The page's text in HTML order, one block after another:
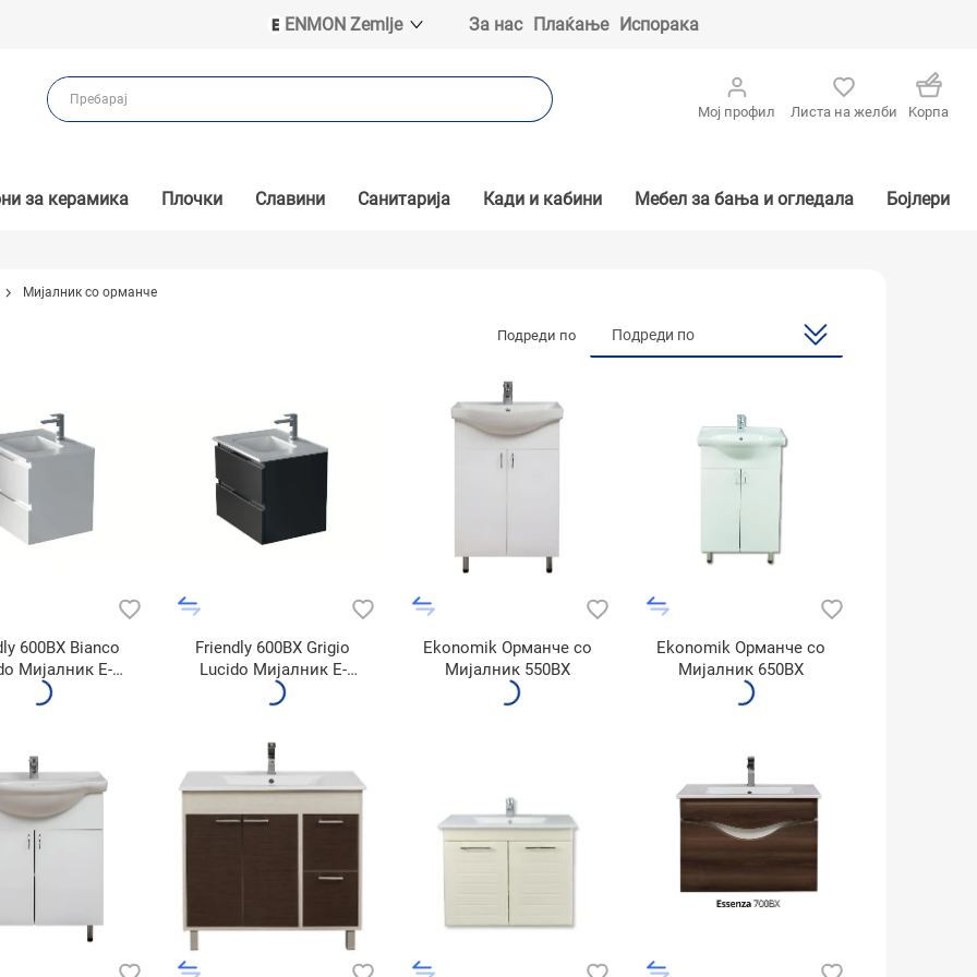
ENMON Zemlje
ENMON BIH
ENMON MKD
За нас Плаќање Испорака
Мој профил Листа на желби Kорпа
за керамика Плочки Славини Санитарија Кади и кабини Мебел за бања и огледала Бојлери
Мијалник со орманче
Подреди по
600BX Bianco
Мијалник E-
8005-60
Friendly 600BX Grigio
Lucido Мијалник E-
8005-60
Ekonomik Oрманче со
Мијалник 550BX
Ekonomik Орманче со
Мијалник 650BX